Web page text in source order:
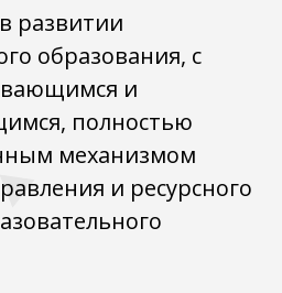
развитии
образования, с
и
полностью
механизмом
и ресурсного